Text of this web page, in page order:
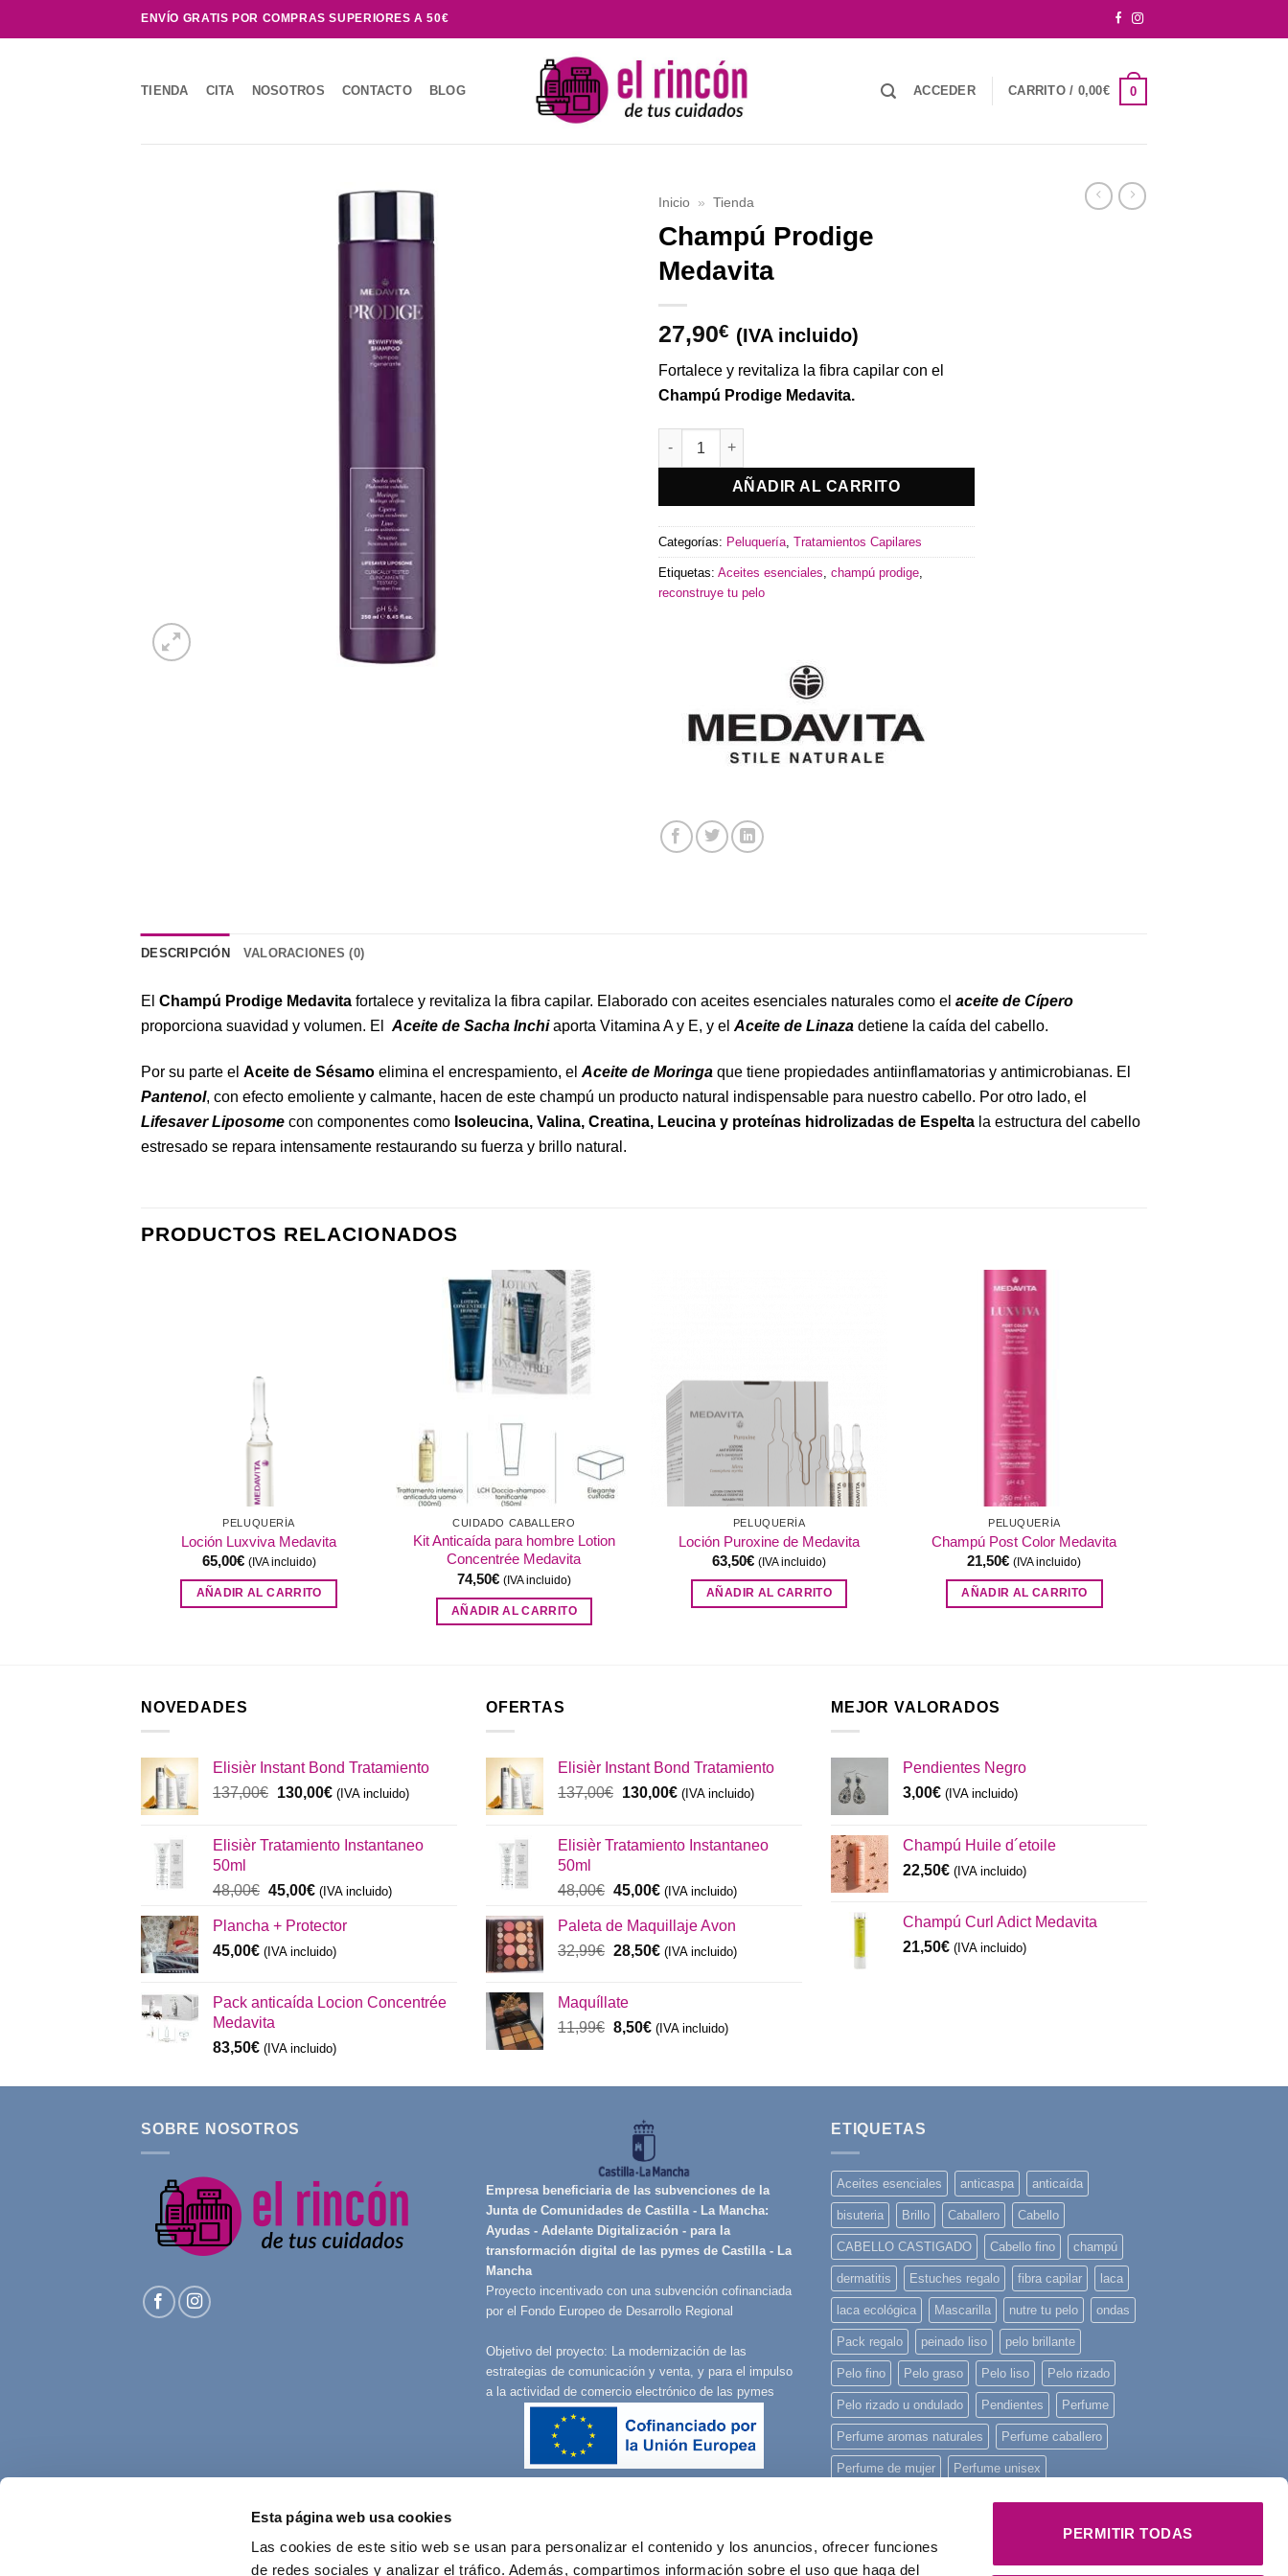
Esta página web usa cookies
Las cookies de este sitio web se usan para personalizar el contenido y los anuncios, ofrecer funciones
de redes sociales y analizar el tráfico. Además, compartimos información sobre el uso que haga del
PERMITIR TODAS
al
ENVÍO GRATIS POR COMPRAS SUPERIORES A 50€
TIENDA CITA NOSOTROS CONTACTO BLOG ACCEDER CARRITO / 0,00€ 0
Inicio » Tienda
Champú Prodige
Medavita
27,90€ (IVA incluido)
Fortalece y revitaliza la fibra capilar con el
Champú Prodige Medavita.
AÑADIR AL CARRITO
Categorías: Peluquería, Tratamientos Capilares
Etiquetas: Aceites esenciales, champú prodige,
reconstruye tu pelo
DESCRIPCIÓN VALORACIONES (0)
El Champú Prodige Medavita fortalece y revitaliza la fibra capilar. Elaborado con aceites esenciales naturales como el aceite de Cípero
proporciona suavidad y volumen. El Aceite de Sacha Inchi aporta Vitamina A y E, y el Aceite de Linaza detiene la caída del cabello.
Por su parte el Aceite de Sésamo elimina el encrespamiento, el Aceite de Moringa que tiene propiedades antiinflamatorias y antimicrobianas. El
Pantenol, con efecto emoliente y calmante, hacen de este champú un producto natural indispensable para nuestro cabello. Por otro lado, el
Lifesaver Liposome con componentes como Isoleucina, Valina, Creatina, Leucina y proteínas hidrolizadas de Espelta la estructura del cabello
estresado se repara intensamente restaurando su fuerza y brillo natural.
PRODUCTOS RELACIONADOS
PELUQUERÍA
Loción Luxviva Medavita
65,00€ (IVA incluido)
AÑADIR AL CARRITO
Añadir
a la
lista de
deseos
CUIDADO CABALLERO
Kit Anticaída para hombre Lotion
Concentrée Medavita
74,50€ (IVA incluido)
AÑADIR AL CARRITO
PELUQUERÍA
Loción Puroxine de Medavita
63,50€ (IVA incluido)
AÑADIR AL CARRITO
PELUQUERÍA
Champú Post Color Medavita
21,50€ (IVA incluido)
AÑADIR AL CARRITO
NOVEDADES
Elisièr Instant Bond Tratamiento
137,00€ El
era:
130,00€El
es:
(IVA incluido)
Elisièr Tratamiento Instantaneo
50ml
48,00€ El
original
era:
45,00€El
actual
es:
(IVA incluido)
Plancha + Protector
45,00€ (IVA incluido)
Pack anticaída Locion Concentrée
Medavita
83,50€ (IVA incluido)
OFERTAS
Elisièr Instant Bond Tratamiento
137,00€ El
era:
130,00€El
es:
(IVA incluido)
Elisièr Tratamiento Instantaneo
50ml
48,00€ El
original
era:
45,00€El
actual
es:
(IVA incluido)
Paleta de Maquillaje Avon
32,99€ El
era:
32,99€.
28,50€El
28,50€.
(IVA incluido)
Maquíllate
11,99€ El
era:
8,50€El
es:
(IVA incluido)
MEJOR VALORADOS
Pendientes Negro
3,00€ (IVA incluido)
Champú Huile d´etoile
22,50€ (IVA incluido)
Champú Curl Adict Medavita
21,50€ (IVA incluido)
SOBRE NOSOTROS
Empresa beneficiaria de las subvenciones de la
Junta de Comunidades de Castilla - La Mancha:
Ayudas - Adelante Digitalización - para la
transformación digital de las pymes de Castilla - La
Mancha
Proyecto incentivado con una subvención cofinanciada
por el Fondo Europeo de Desarrollo Regional
Objetivo del proyecto: La modernización de las
estrategias de comunicación y venta, y para el impulso
a la actividad de comercio electrónico de las pymes
ETIQUETAS
Aceites esenciales anticaspa anticaída
bisuteria Brillo Caballero Cabello
CABELLO CASTIGADO Cabello fino champú
dermatitis Estuches regalo fibra capilar laca
laca ecológica Mascarilla nutre tu pelo ondas
Pack regalo peinado liso pelo brillante
Pelo fino Pelo graso Pelo liso Pelo rizado
Pelo rizado u ondulado Pendientes Perfume
Perfume aromas naturales Perfume caballero
Perfume de mujer Perfume unisex
piel sensible piscina
Principios activos
reconstruye tu pelo regalo Regalo Navidad